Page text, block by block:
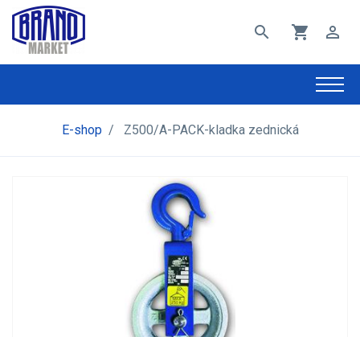
search shopping_cart perm_identity
E-shop / Z500/A-PACK-kladka zednická